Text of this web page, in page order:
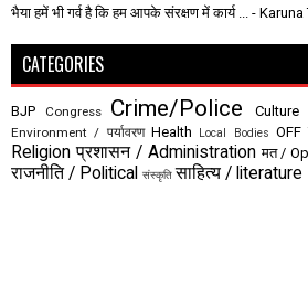
भैया हमें भी गर्व है कि हम आपके संरक्षण में कार्य ... - Karuna
CATEGORIES
BJP Congress Crime/Police Culture
Environment / पर्यावरण Health Local Bodies OFF
Religion प्रशासन / Administration मत /
राजनीति / Political संस्कृति साहित्य / literature